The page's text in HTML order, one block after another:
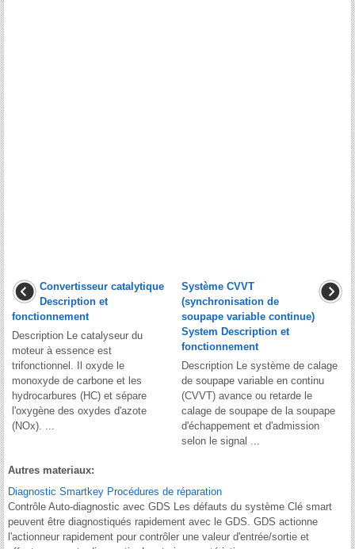
Convertisseur catalytique
Description et
fonctionnement
Description Le catalyseur du
moteur à essence est
trifonctionnel. Il oxyde le
monoxyde de carbone et les
hydrocarbures (HC) et sépare
l'oxygène des oxydes d'azote
(NOx). ...
Système CVVT
(synchronisation de
soupape variable continue)
System Description et
fonctionnement
Description Le système de calage
de soupape variable en continu
(CVVT) avance ou retarde le
calage de soupape de la soupape
d'échappement et d'admission
selon le signal ...
Autres materiaux:
Diagnostic Smartkey Procédures de réparation
Contrôle Auto-diagnostic avec GDS Les défauts du système Clé smart
peuvent être diagnostiqués rapidement avec le GDS. GDS actionne
l'actionneur rapidement pour contrôler une valeur d'entrée/sortie et